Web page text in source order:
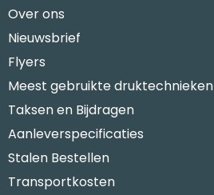
Over ons
Nieuwsbrief
Flyers
Meest gebruikte druktechnieken
Taksen en Bijdragen
Aanleverspecificaties
Stalen Bestellen
Transportkosten